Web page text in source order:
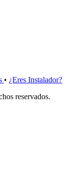
• ¿Eres Instalador?
reservados.